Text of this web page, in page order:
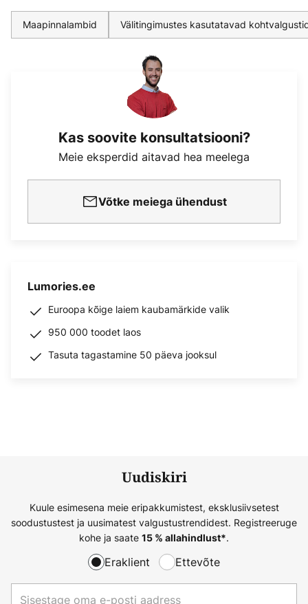
Maapinnalambid Välitingimustes kasutatavad
Kas soovite konsultatsiooni?
Meie eksperdid aitavad hea meelega
Võtke meiega ühendust
Lumories.ee
Euroopa kõige laiem kaubamärkide valik
950 000 toodet laos
Tasuta tagastamine 50 päeva jooksul
Uudiskiri
Kuule esimesena meie eripakkumistest, eksklusiivsetest
soodustustest ja uusimatest valgustustrendidest. Registreeruge
kohe ja saate 15 % allahindlust*.
Eraklient Ettevõte